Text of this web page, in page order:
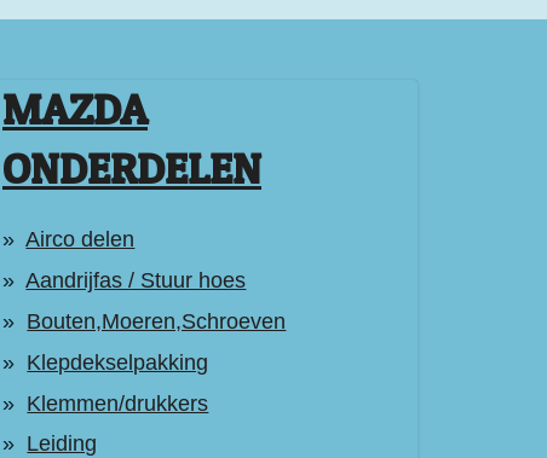
MAZDA
ONDERDELEN
Airco delen
Aandrijfas / Stuur hoes
Bouten,Moeren,Schroeven
Klepdekselpakking
Klemmen/drukkers
Leiding